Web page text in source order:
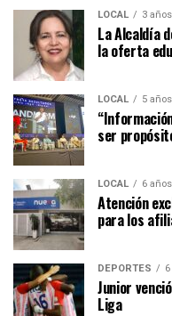
LOCAL 3
La Alcaldía
la oferta
LOCAL 5
ser
LOCAL 6
Atención
para los
DEPORTES
Junior
Liga